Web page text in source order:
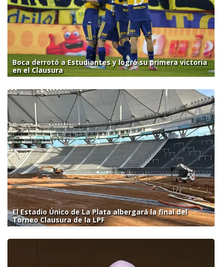
Boca derrotó a Estudiantes y logró su primera victoria
en el Clausura
El Estadio Único de La Plata albergará la final del
Torneo Clausura de la LPF